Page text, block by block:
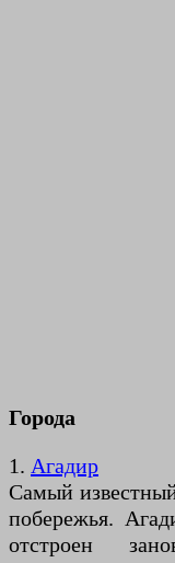
Города
1. Агадир
Самый
побережья.
отстроен